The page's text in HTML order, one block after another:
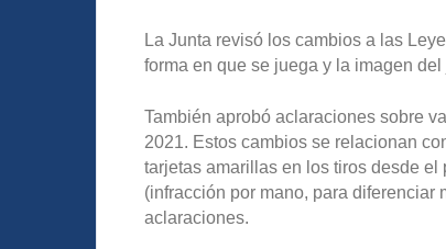
La Junta revisó los cambios a las
forma en que se juega y la imagen del
También aprobó aclaraciones sobre
2021. Estos cambios se relacionan
tarjetas amarillas en los tiros desde
(infracción por mano, para diferenciar
aclaraciones.